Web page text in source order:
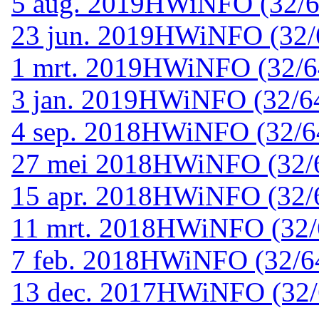
23 jun. 2019HWiNFO
1 mrt. 2019HWiNFO (32/
3 jan. 2019HWiNFO (32/
4 sep. 2018HWiNFO (32/
27 mei 2018HWiNFO
15 apr. 2018HWiNFO
11 mrt. 2018HWiNFO
7 feb. 2018HWiNFO (32/
13 dec. 2017HWiNFO